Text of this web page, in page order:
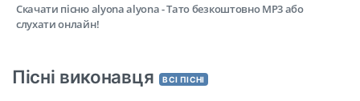
Скачати пісню alyona alyona - Тато безкоштовно MP3 або
слухати онлайн!
Пісні виконавця ВСІ ПІСНІ